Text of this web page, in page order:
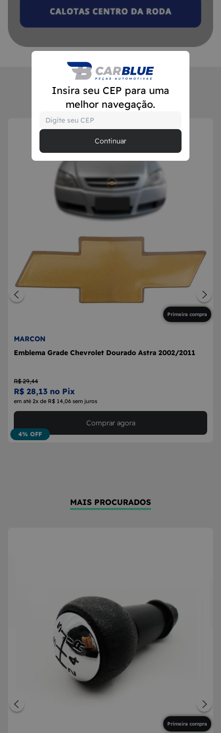
Insira seu CEP para uma
melhor navegação.
Continuar
MAIS VENDIDOS
Primeira compra
MARCON
Emblema Grade Chevrolet Dourado Astra 2002/2011
R$ 29,44
R$ 28,13 no Pix
em até 2x de R$ 14,06 sem juros
4% OFF
Comprar agora
MAIS PROCURADOS
Primeira compra